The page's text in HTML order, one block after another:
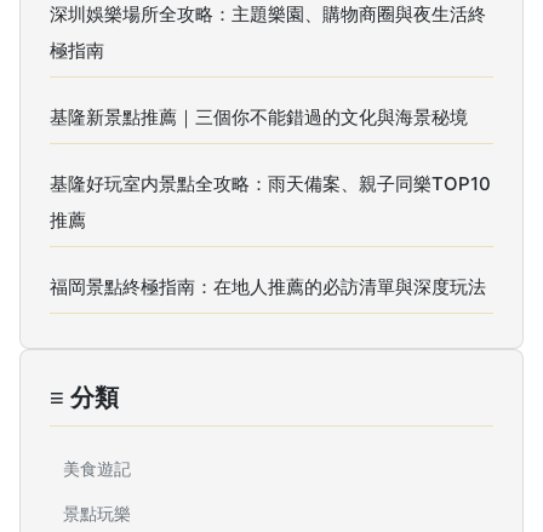
深圳娛樂場所全攻略：主題樂園、購物商圈與夜生活終
極指南
基隆新景點推薦｜三個你不能錯過的文化與海景秘境
基隆好玩室内景點全攻略：雨天備案、親子同樂TOP10
推薦
福岡景點終極指南：在地人推薦的必訪清單與深度玩法
≡ 分類
美食遊記
景點玩樂